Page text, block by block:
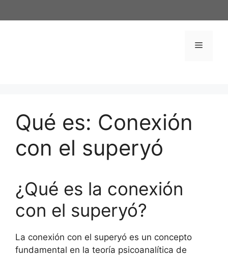
al
Menú
Qué es: Conexión
con el superyó
¿Qué es la conexión
con el superyó?
La conexión con el superyó es un concepto
fundamental en la teoría psicoanalítica de